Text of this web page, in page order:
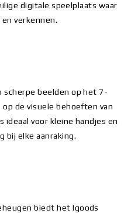
digitale speelplaats waar
verkennen.
scherpe beelden op het 7-
de visuele behoeften van
voor kleine handjes en
bij elke aanraking.
biedt het Igoods